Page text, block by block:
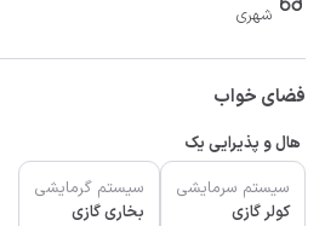
شهری
فضای خواب
هال و پذیرایی یک
سیستم سرمایشی
کولر گازی
سیستم گرمایشی
بخاری گازی